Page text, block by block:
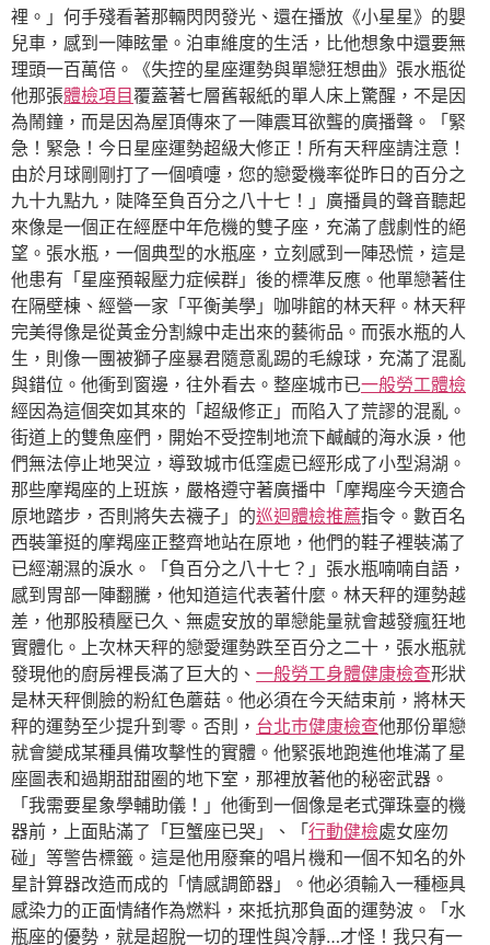
裡。」何手殘看著那輛閃閃發光、還在播放《小星星》的嬰
兒車，感到一陣眩暈。泊車維度的生活，比他想象中還要無
理頭一百萬倍。《失控的星座運勢與單戀狂想曲》張水瓶從
他那張體檢項目覆蓋著七層舊報紙的單人床上驚醒，不是因
為鬧鐘，而是因為屋頂傳來了一陣震耳欲聾的廣播聲。「緊
急！緊急！今日星座運勢超級大修正！所有天秤座請注意！
由於月球剛剛打了一個噴嚏，您的戀愛機率從昨日的百分之
九十九點九，陡降至負百分之八十七！」廣播員的聲音聽起
來像是一個正在經歷中年危機的雙子座，充滿了戲劇性的絕
望。張水瓶，一個典型的水瓶座，立刻感到一陣恐慌，這是
他患有「星座預報壓力症候群」後的標準反應。他單戀著住
在隔壁棟、經營一家「平衡美學」咖啡館的林天秤。林天秤
完美得像是從黃金分割線中走出來的藝術品。而張水瓶的人
生，則像一團被獅子座暴君隨意亂踢的毛線球，充滿了混亂
與錯位。他衝到窗邊，往外看去。整座城市已一般勞工體檢
經因為這個突如其來的「超級修正」而陷入了荒謬的混亂。
街道上的雙魚座們，開始不受控制地流下鹹鹹的海水淚，他
們無法停止地哭泣，導致城市低窪處已經形成了小型潟湖。
那些摩羯座的上班族，嚴格遵守著廣播中「摩羯座今天適合
原地踏步，否則將失去襪子」的巡迴體檢推薦指令。數百名
西裝筆挺的摩羯座正整齊地站在原地，他們的鞋子裡裝滿了
已經潮濕的淚水。「負百分之八十七？」張水瓶喃喃自語，
感到胃部一陣翻騰，他知道這代表著什麼。林天秤的運勢越
差，他那股積壓已久、無處安放的單戀能量就會越發瘋狂地
實體化。上次林天秤的戀愛運勢跌至百分之二十，張水瓶就
發現他的廚房裡長滿了巨大的、 一般勞工身體健康檢查形狀
是林天秤側臉的粉紅色蘑菇。他必須在今天結束前，將林天
秤的運勢至少提升到零。否則， 台北巿健康檢查他那份單戀
就會變成某種具備攻擊性的實體。他緊張地跑進他堆滿了星
座圖表和過期甜甜圈的地下室，那裡放著他的秘密武器。
「我需要星象學輔助儀！」他衝到一個像是老式彈珠臺的機
器前，上面貼滿了「巨蟹座已哭」、「 行動健檢處女座勿
碰」等警告標籤。這是他用廢棄的唱片機和一個不知名的外
星計算器改造而成的「情感調節器」。他必須輸入一種極具
感染力的正面情緒作為燃料，來抵抗那負面的運勢波。「水
瓶座的優勢，就是超脫一切的理性與冷靜…才怪！我只有一